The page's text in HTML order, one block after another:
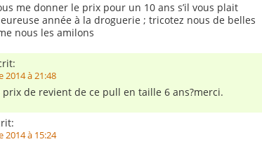
me donner le prix pour un 10 ans s’il vous plait
année à la droguerie ; tricotez nous de belles
nous les amilons
2014 à 21:48
prix de revient de ce pull en taille 6 ans?merci.
2014 à 15:24